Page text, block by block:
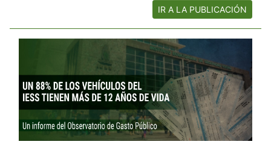
IR A LA PUBLICACIÓN